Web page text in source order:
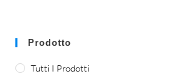
Prodotto
Tutti I Prodotti